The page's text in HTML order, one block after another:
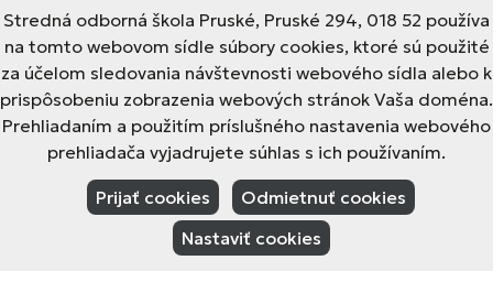
Stredná odborná škola Pruské, Pruské 294, 018 52 používa
na tomto webovom sídle súbory cookies, ktoré sú použité
za účelom sledovania návštevnosti webového sídla alebo k
prispôsobeniu zobrazenia webových stránok Vaša doména.
Prehliadaním a použitím príslušného nastavenia webového
prehliadača vyjadrujete súhlas s ich používaním.
Prijať cookies
Odmietnuť cookies
Nastaviť cookies